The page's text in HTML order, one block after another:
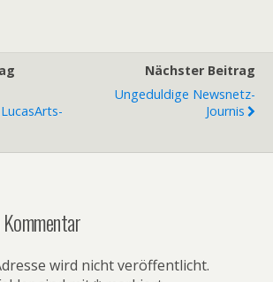
Nächster Beitrag
Ungeduldige Newsnetz-
Journis
wird nicht veröffentlicht.